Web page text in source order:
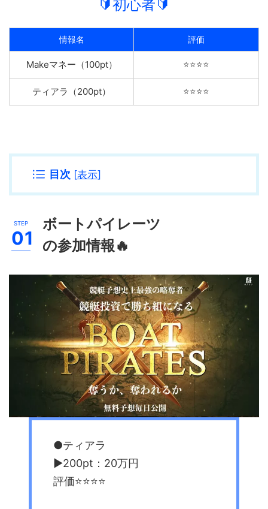
🔰初心者🔰
情報名 評価
Makeマネー（100pt） ⭐️⭐️⭐️⭐️
ティアラ（200pt） ⭐️⭐️⭐️⭐️
目次 [表示]
ボートパイレーツ
の参加情報🔥
●ティアラ
▶︎200pt：20万円
評価⭐️⭐️⭐️⭐️